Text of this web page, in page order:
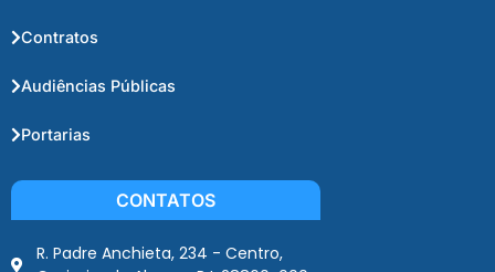
Contratos
Audiências Públicas
Portarias
CONTATOS
R. Padre Anchieta, 234 - Centro,